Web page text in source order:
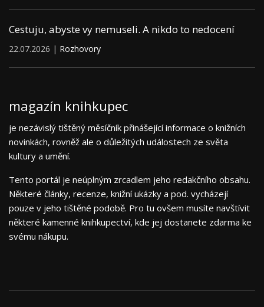
Cestuju, abyste vy nemuseli. A nikdo to nedocení
22.07.2026 | Rozhovory
magazín knihkupec
je nezávislý tištěný měsíčník přinášející informace o knižních
novinkách, rovněž ale o důležitých událostech ze světa
kultury a umění.
Tento portál je neúplným zrcadlem jeho redakčního obsahu.
Některé články, recenze, knižní ukázky a pod. vycházejí
pouze v jeho tištěné podobě. Pro tu ovšem musíte navštívit
některé kamenné knihkupectví, kde jej dostanete zdarma ke
svému nákupu.